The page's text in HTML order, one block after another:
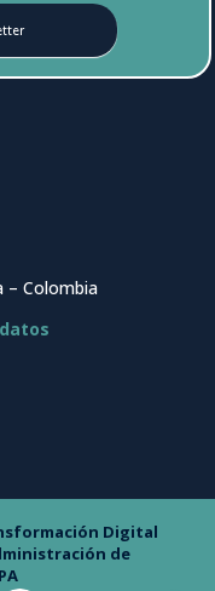
– Colombia
Digital
de